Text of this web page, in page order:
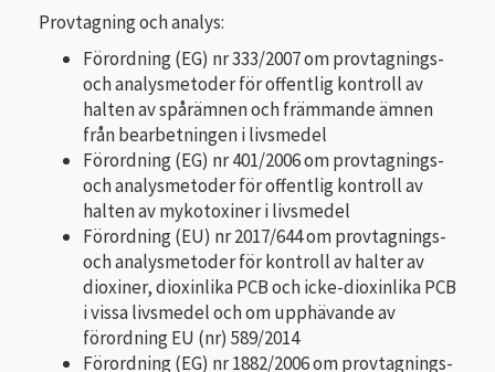
Provtagning och analys:
Förordning (EG) nr 333/2007 om provtagnings-
och analysmetoder för offentlig kontroll av
halten av spårämnen och främmande ämnen
från bearbetningen i livsmedel
Förordning (EG) nr 401/2006 om provtagnings-
och analysmetoder för offentlig kontroll av
halten av mykotoxiner i livsmedel
Förordning (EU) nr 2017/644 om provtagnings-
och analysmetoder för kontroll av halter av
dioxiner, dioxinlika PCB och icke-dioxinlika PCB
i vissa livsmedel och om upphävande av
förordning EU (nr) 589/2014
Förordning (EG) nr 1882/2006 om provtagnings-